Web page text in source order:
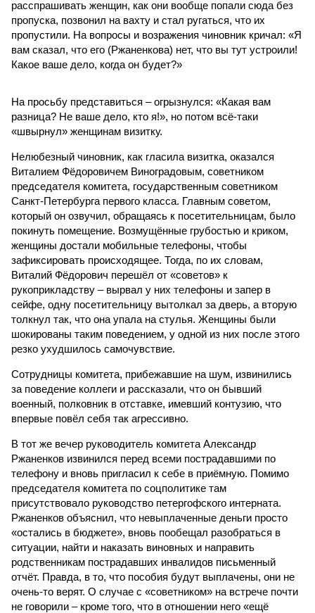
расспрашивать женщин, как они вообще попали сюда без
пропуска, позвонил на вахту и стал ругаться, что их
пропустили. На вопросы и возражения чиновник кричал: «Я
вам сказал, что его (Ржаненкова) нет, что вы тут устроили!
Какое ваше дело, когда он будет?»
На просьбу представиться – огрызнулся: «Какая вам
разница? Не ваше дело, кто я!», но потом всё-таки
«швырнул» женщинам визитку.
Нелюбезный чиновник, как гласила визитка, оказался
Виталием Фёдоровичем Виноградовым, советником
председателя комитета, государственным советником
Санкт-Петербурга первого класса. Главным советом,
который он озвучил, обращаясь к посетительницам, было
покинуть помещение. Возмущённые грубостью и криком,
женщины достали мобильные телефоны, чтобы
зафиксировать происходящее. Тогда, по их словам,
Виталий Фёдорович перешёл от «советов» к
рукоприкладству – вырвал у них телефоны и запер в
сейфе, одну посетительницу вытолкал за дверь, а вторую
толкнул так, что она упала на стулья. Женщины были
шокированы таким поведением, у одной из них после этого
резко ухудшилось самочувствие.
Сотрудницы комитета, прибежавшие на шум, извинились
за поведение коллеги и рассказали, что он бывший
военный, полковник в отставке, имевший контузию, что
впервые повёл себя так агрессивно.
В тот же вечер руководитель комитета Александр
Ржаненков извинился перед всеми пострадавшими по
телефону и вновь пригласил к себе в приёмную. Помимо
председателя комитета по соцполитике там
присутствовало руководство петергофского интерната.
Ржаненков объяснил, что невыплаченные деньги просто
«остались в бюджете», вновь пообещал разобраться в
ситуации, найти и наказать виновных и направить
родственникам пострадавших инвалидов письменный
отчёт. Правда, в то, что пособия будут выплачены, они не
очень-то верят. О случае с «советником» на встрече почти
не говорили – кроме того, что в отношении него «ещё